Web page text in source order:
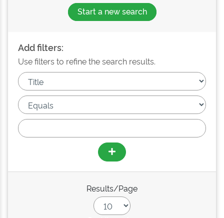
Start a new search
Add filters:
Use filters to refine the search results.
Results/Page